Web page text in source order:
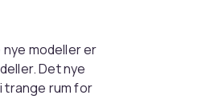
modeller er
Det nye
trange rum for